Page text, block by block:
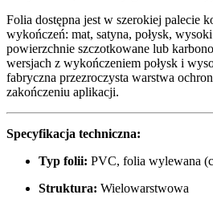
Folia dostępna jest w szerokiej palecie
wykończeń: mat, satyna, połysk,
powierzchnie szczotkowane lub
wersjach z wykończeniem połysk i
fabryczna przezroczysta warstwa
zakończeniu aplikacji.
Specyfikacja techniczna:
Typ folii: PVC, folia wylewana
Struktura: Wielowarstwowa